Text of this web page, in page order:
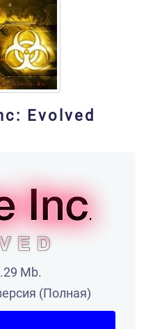
Evolved
Mb.
(Полная)